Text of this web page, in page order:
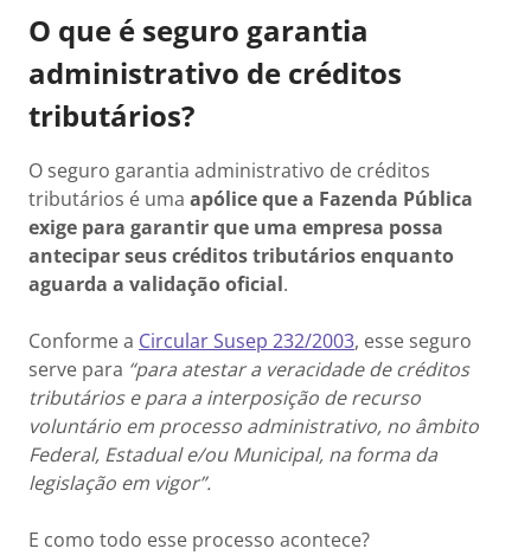
O que é seguro garantia
administrativo de créditos
tributários?
O seguro garantia administrativo de créditos
tributários é uma apólice que a Fazenda Pública
exige para garantir que uma empresa possa
antecipar seus créditos tributários enquanto
aguarda a validação oficial.
Conforme a Circular Susep 232/2003, esse seguro
serve para “para atestar a veracidade de créditos
tributários e para a interposição de recurso
voluntário em processo administrativo, no âmbito
Federal, Estadual e/ou Municipal, na forma da
legislação em vigor”.
E como todo esse processo acontece?